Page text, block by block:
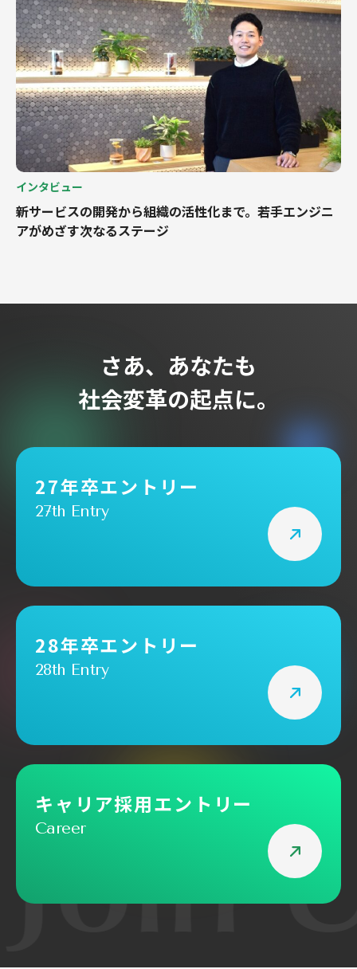
インタビュー
新サービスの開発から組織の活性化まで。若手エンジニ
アがめざす次なるステージ
Join
さあ、あなたも
社会変革の起点に。
27年卒エントリー
27th Entry
28年卒エントリー
28th Entry
キャリア採用エントリー
Career